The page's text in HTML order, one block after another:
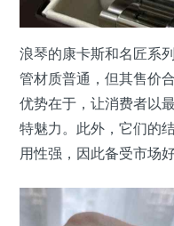
浪琴的康卡斯和名匠系
管材质普通，但其售价
优势在于，让消费者以
特魅力。此外，它们的
用性强，因此备受市场好